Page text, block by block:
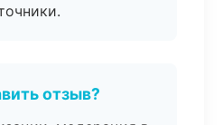
отзыв?